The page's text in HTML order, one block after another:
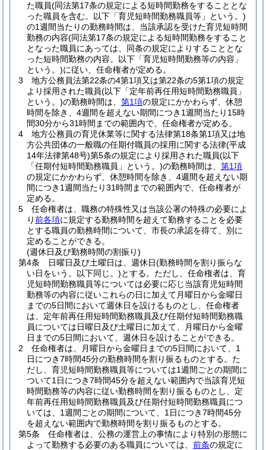
た職員(同法第17条の規定による短時間勤務をすることとな
った職員を含む。以下「育児短時間勤務職員等」という。)
の1週間当たりの勤務時間は、当該承認を受けた育児短時間
勤務の内容(同法第17条の規定による短時間勤務をすること
となった職員にあっては、同条の規定によりすることとな
った短時間勤務の内容。以下「育児短時間勤務等の内容」
という。)に従い、任命権者が定める。
3
地方公務員法第22条の4第1項又は第22条の5第1項の規定
より採用された職員(以下「定年前再任用短時間勤務職員」
という。)の勤務時間は、 第1項の規定にかかわらず、休憩
時間を除き、4週間を超えない期間につき1週間当たり15時
間30分から31時間までの範囲内で、任命権者が定める。
4
地方公務員の育児休業等に関する法律第18条第1項又は地
方公共団体の一般職の任期付職員の採用に関する法律(平成
14年法律第48号)第5条の規定により採用された職員(以下
「任期付短時間勤務職員」という。)の勤務時間は、 第1項
の規定にかかわらず、休憩時間を除き、4週間を超えない期
間につき1週間当たり31時間までの範囲内で、任命権者が
定める。
5
任命権者は、職務の特殊性又は当該公署の特殊の必要によ
り前各項に規定する勤務時間を超えて勤務することを必要
とする職員の勤務時間について、市長の承認を得て、別に
定めることができる。
(週休日及び勤務時間の割振り)
第4条
日曜日及び土曜日は、週休日(勤務時間を割り振らな
い日をいう。以下同じ。)とする。 ただし、任命権者は、育
児短時間勤務職員等については必要に応じ当該育児短時間
勤務等の内容に従いこれらの日に加えて月曜日から金曜日
までの5日間において週休日を設けるものとし、任命権者
は、定年前再任用短時間勤務職員及び任期付短時間勤務職
員については日曜日及び土曜日に加えて、月曜日から金曜
日までの5日間において、週休日を設けることができる。
2
任命権者は、月曜日から金曜日までの5日間において、1
日につき7時間45分の勤務時間を割り振るものとする。 た
だし、育児短時間勤務職員等については1週間ごとの期間に
ついて1日につき7時間45分を超えない範囲内で当該育児短
時間勤務等の内容に従い勤務時間を割り振るものとし、定
年前再任用短時間勤務職員及び任期付短時間勤務職員につ
いては、1週間ごとの期間について、1日につき7時間45分
を超えない範囲内で勤務時間を割り振るものとする。
第5条
任命権者は、公務の運営上の事情により特別の形態に
よって勤務する必要のある職員については、 前条の規定に